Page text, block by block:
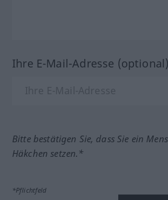
Ihre E-Mail-Adresse (optional)
Bitte bestätigen Sie, dass Sie ein
Häkchen setzen.*
*Pflichtfeld